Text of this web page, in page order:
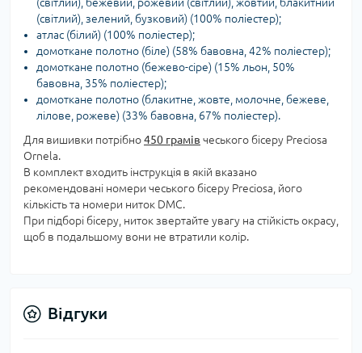
(світлий), бежевий, рожевий (світлий), жовтий, блакитний
(світлий), зелений, бузковий) (100% поліестер);
атлас (білий) (100% поліестер);
домоткане полотно (біле) (58% бавовна, 42% поліестер);
домоткане полотно (бежево-сіре) (15% льон, 50%
бавовна, 35% поліестер);
домоткане полотно (блакитне, жовте, молочне, бежеве,
лілове, рожеве) (33% бавовна, 67% поліестер).
Для вишивки потрібно450 грамів чеського бісеру Preciosa
Ornela.
В комплект входить інструкція в якій вказано
рекомендовані номери чеського бісеру Preciosa, його
кількість та номери ниток DMC.
При підборі бісеру, ниток звертайте увагу на стійкість окрасу,
щоб в подальшому вони не втратили колір.
Відгуки